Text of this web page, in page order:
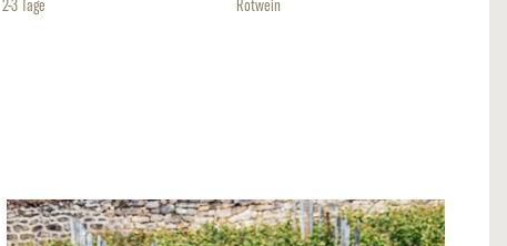
2-3 Tage Rotwein